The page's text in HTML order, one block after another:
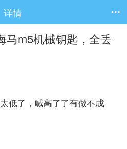
详情 
马m5机械钥匙，全丢
低了，喊高了了有做不成